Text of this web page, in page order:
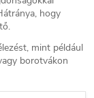
hogy
mint például
borotvákon